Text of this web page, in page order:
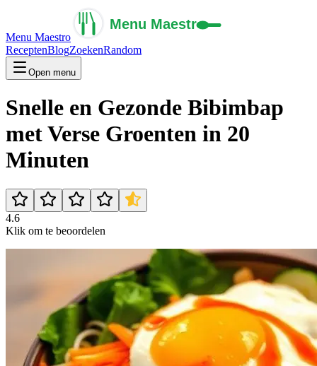
Menu Maestro
ReceptenBlogZoekenRandom
Open menu
Snelle en Gezonde Bibimbap
met Verse Groenten in 20
Minuten
4.6
Klik om te beoordelen